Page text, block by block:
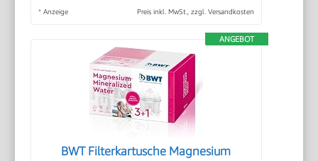
* Anzeige Preis inkl. MwSt., zzgl. Versandkosten
ANGEBOT
BWT Filterkartusche Magnesium